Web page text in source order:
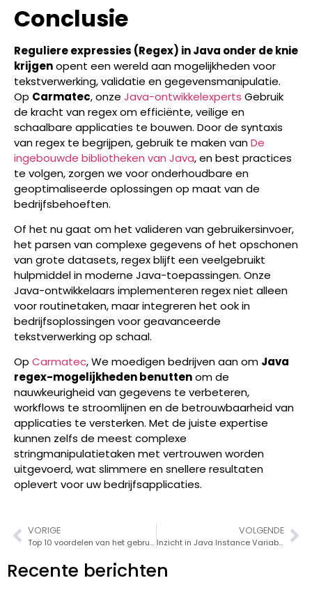
Conclusie
Reguliere expressies (Regex) in Java onder de knie
krijgenopent een wereld aan mogelijkheden voor
tekstverwerking, validatie en gegevensmanipulatie.
Op Carmatec, onze Java-ontwikkelexperts Gebruik
de kracht van regex om efficiënte, veilige en
schaalbare applicaties te bouwen. Door de syntaxis
van regex te begrijpen, gebruik te maken vanDe
ingebouwde bibliotheken van Java, en best practices
te volgen, zorgen we voor onderhoudbare en
geoptimaliseerde oplossingen op maat van de
bedrijfsbehoeften.
Of het nu gaat om het valideren van gebruikersinvoer,
het parsen van complexe gegevens of het opschonen
van grote datasets, regex blijft een veelgebruikt
hulpmiddel in moderne Java-toepassingen. Onze
Java-ontwikkelaars implementeren regex niet alleen
voor routinetaken, maar integreren het ook in
bedrijfsoplossingen voor geavanceerde
tekstverwerking op schaal.
Op Carmatec, We moedigen bedrijven aan om Java
regex-mogelijkheden benuttenom de
nauwkeurigheid van gegevens te verbeteren,
workflows te stroomlijnen en de betrouwbaarheid van
applicaties te versterken. Met de juiste expertise
kunnen zelfs de meest complexe
stringmanipulatietaken met vertrouwen worden
uitgevoerd, wat slimmere en snellere resultaten
oplevert voor uw bedrijfsapplicaties.
VORIGE
Top 10 voordelen van het gebruik van Zoho CRM voor uw bedrijf in 2026
VOLGENDE
Inzicht in Java Instance Variabelen: Een uitgebreide gids met voorbeelden
Recente berichten